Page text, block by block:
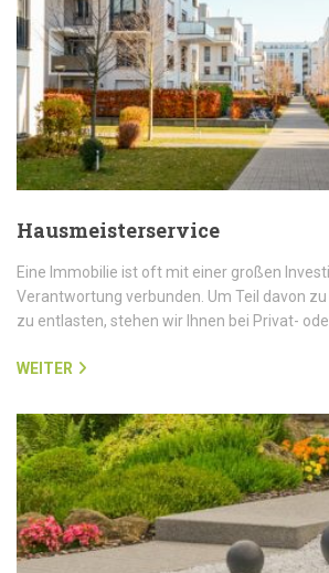
Hausmeisterservice
Eine Immobilie ist oft mit einer großen
Verantwortung verbunden. Um Teil davon
zu entlasten, stehen wir Ihnen bei Privat-
WEITER